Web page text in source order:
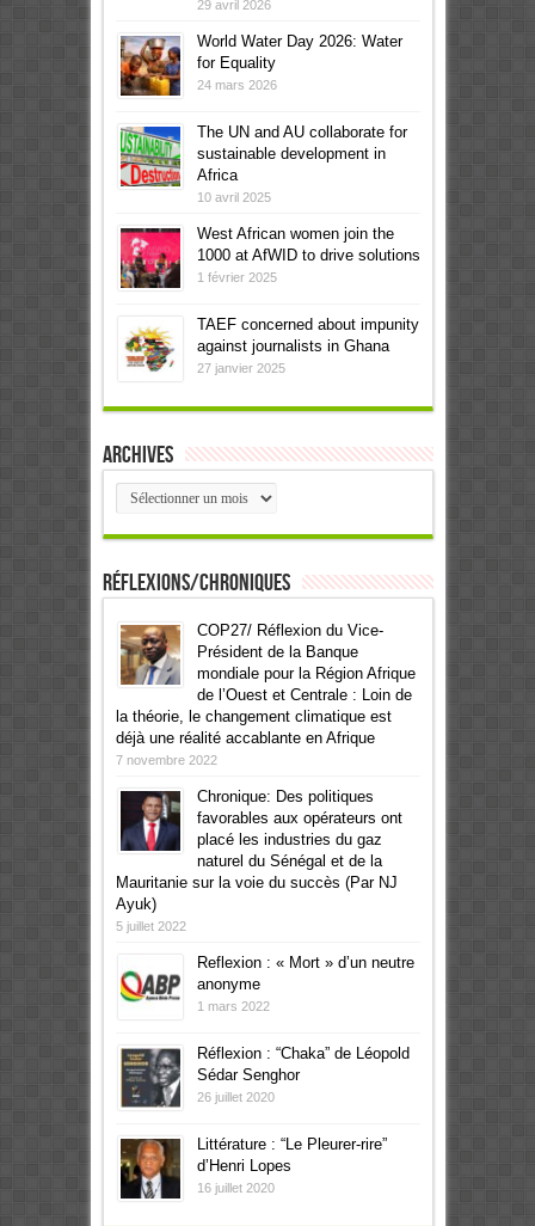
29 avril 2026
World Water Day 2026: Water
for Equality
24 mars 2026
The UN and AU collaborate for
sustainable development in
Africa
10 avril 2025
West African women join the
1000 at AfWID to drive solutions
1 février 2025
TAEF concerned about impunity
against journalists in Ghana
27 janvier 2025
Archives
Archives
Réflexions/Chroniques
COP27/ Réflexion du Vice-
Président de la Banque
mondiale pour la Région Afrique
de l’Ouest et Centrale : Loin de
la théorie, le changement climatique est
déjà une réalité accablante en Afrique
7 novembre 2022
Chronique: Des politiques
favorables aux opérateurs ont
placé les industries du gaz
naturel du Sénégal et de la
Mauritanie sur la voie du succès (Par NJ
Ayuk)
5 juillet 2022
Reflexion : « Mort » d’un neutre
anonyme
1 mars 2022
Réflexion : “Chaka” de Léopold
Sédar Senghor
26 juillet 2020
Littérature : “Le Pleurer-rire”
d’Henri Lopes
16 juillet 2020